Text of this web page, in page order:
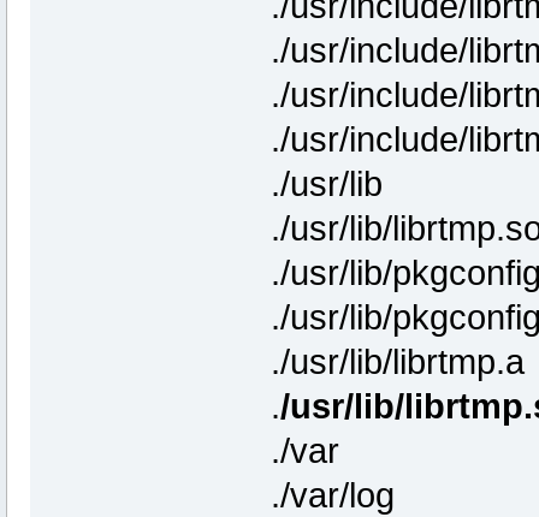
./usr/include/
./usr/include/
./usr/include/
./usr/lib
./usr/lib/
./usr/lib/
./usr/lib/
./usr/lib/librtmp.a
./usr/lib/
./var
./var/log